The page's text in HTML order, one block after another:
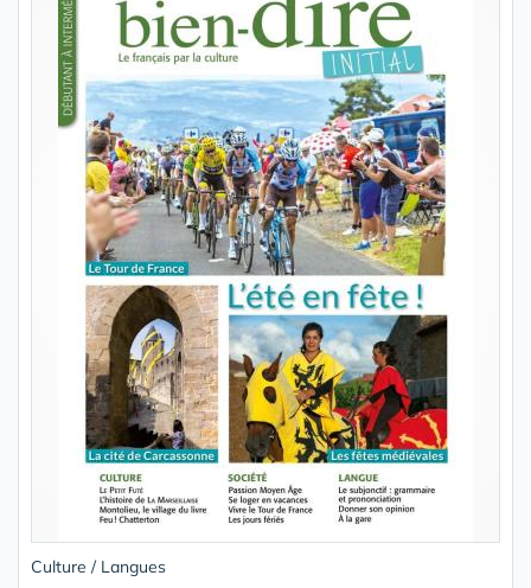
Culture / Langues